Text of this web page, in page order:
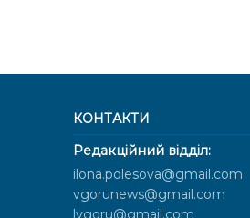
КОНТАКТИ
Редакційний відділ:
ilona.polesova@gmail.com
vgorunews@gmail.com
lvgoru@gmail.com